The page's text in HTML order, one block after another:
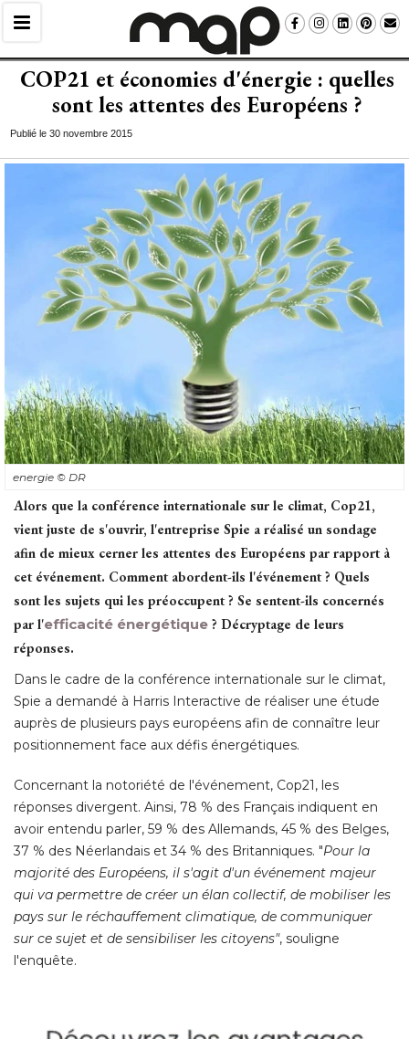
COP21 et économies d'énergie : quelles
sont les attentes des Européens ?
Publié le 30 novembre 2015
energie © DR
Alors que la conférence internationale sur le climat, Cop21,
vient juste de s'ouvrir, l'entreprise Spie a réalisé un sondage
afin de mieux cerner les attentes des Européens par rapport à
cet événement. Comment abordent-ils l'événement ? Quels
sont les sujets qui les préoccupent ? Se sentent-ils concernés
par l'efficacité énergétique ? Décryptage de leurs
réponses.
Dans le cadre de la conférence internationale sur le climat,
Spie a demandé à Harris Interactive de réaliser une étude
auprès de plusieurs pays européens afin de connaître leur
positionnement face aux défis énergétiques.
Concernant la notoriété de l'événement, Cop21, les
réponses divergent. Ainsi, 78 % des Français indiquent en
avoir entendu parler, 59 % des Allemands, 45 % des Belges,
37 % des Néerlandais et 34 % des Britanniques. "Pour la
majorité des Européens, il s'agit d'un événement majeur
qui va permettre de créer un élan collectif, de mobiliser les
pays sur le réchauffement climatique, de communiquer
sur ce sujet et de sensibiliser les citoyens", souligne
l'enquête.